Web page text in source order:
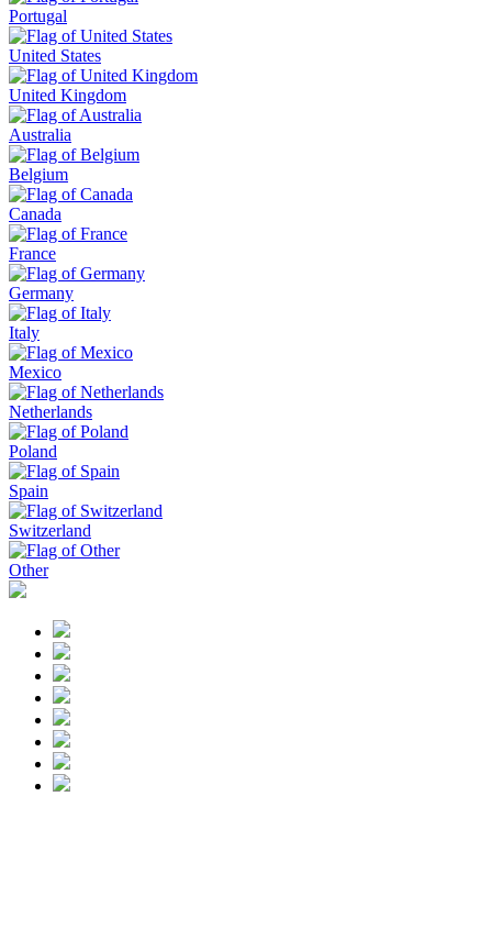
Portugal
United States
United Kingdom
Australia
Belgium
Canada
France
Germany
Italy
Mexico
Netherlands
Poland
Spain
Switzerland
Other